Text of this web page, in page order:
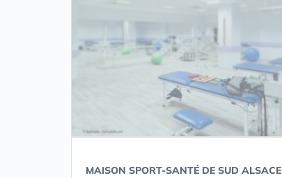
MAISON SPORT-SANTÉ DE SUD ALSACE